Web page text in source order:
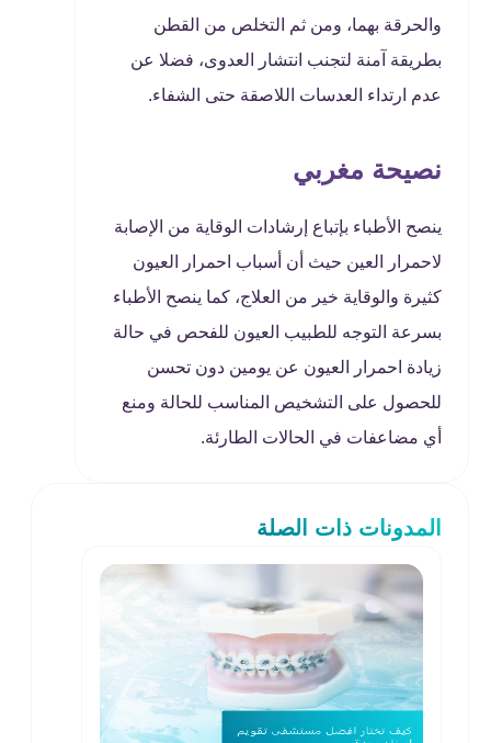
والحرقة بهما، ومن ثم التخلص من القطن
بطريقة آمنة لتجنب انتشار العدوى، فضلا عن
عدم ارتداء العدسات اللاصقة حتى الشفاء.
نصيحة مغربي
ينصح الأطباء بإتباع إرشادات الوقاية من الإصابة
لاحمرار العين حيث أن أسباب احمرار العيون
كثيرة والوقاية خير من العلاج، كما ينصح الأطباء
بسرعة التوجه للطبيب العيون للفحص في حالة
زيادة احمرار العيون عن يومين دون تحسن
للحصول على التشخيص المناسب للحالة ومنع
أي مضاعفات في الحالات الطارئة.
المدونات ذات الصلة